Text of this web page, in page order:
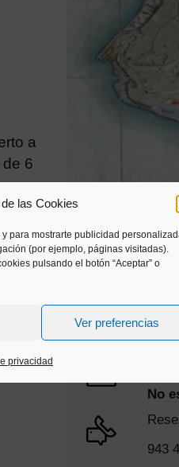
las Cookies
para mostrarte publicidad
(por ejemplo, páginas visitadas).
pulsando el botón “Aceptar” o
Ver preferencias
privacidad
a
6
Los
De
En
No
943